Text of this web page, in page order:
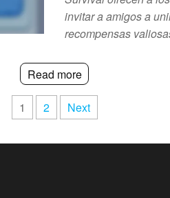
invitar a amigos a
recompensas
Read more
1 2 Next